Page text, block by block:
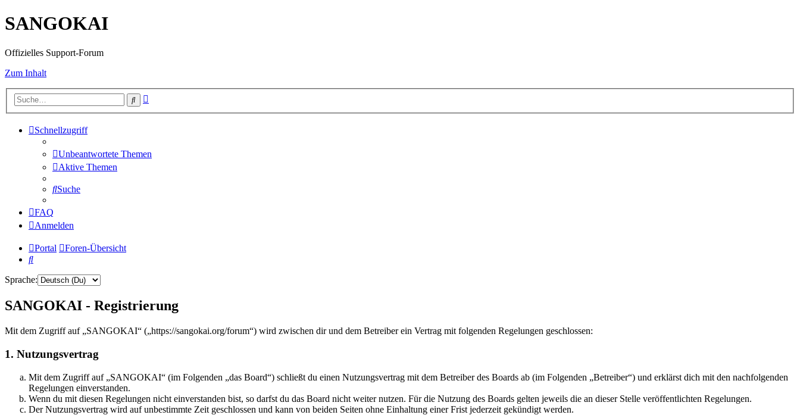
SANGOKAI
Offizielles Support-Forum
Zum Inhalt
Suche
Schnellzugriff
Unbeantwortete Themen
Aktive Themen
Suche
FAQ
Anmelden
Portal
Foren-Übersicht
Suche
Sprache:
SANGOKAI - Registrierung
Mit dem Zugriff auf „SANGOKAI“ („https://sangokai.org/forum“) wird zwischen dir und dem Betreiber ein Vertrag mit folgenden Regelungen geschlossen:
1. Nutzungsvertrag
Mit dem Zugriff auf „SANGOKAI“ (im Folgenden „das Board“) schließt du einen Nutzungsvertrag mit dem Betreiber des Boards ab (im Folgenden „Betreiber“) und erklärst dich mit den nachfolgenden
Regelungen einverstanden.
Wenn du mit diesen Regelungen nicht einverstanden bist, so darfst du das Board nicht weiter nutzen. Für die Nutzung des Boards gelten jeweils die an dieser Stelle veröffentlichten Regelungen.
Der Nutzungsvertrag wird auf unbestimmte Zeit geschlossen und kann von beiden Seiten ohne Einhaltung einer Frist jederzeit gekündigt werden.